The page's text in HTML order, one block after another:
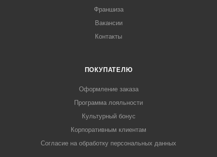
Франшиза
Вакансии
Контакты
ПОКУПАТЕЛЮ
Оформление заказа
Программа лояльности
Культурный бонус
Корпоративным клиентам
Согласие на обработку персональных данных